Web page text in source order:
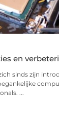
en
sinds zijn
...